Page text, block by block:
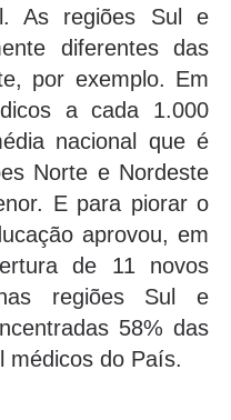
As regiões Sul e
diferentes das
por exemplo. Em
a cada 1.000
nacional que é
Norte e Nordeste
E para piorar o
aprovou, em
de 11 novos
regiões Sul e
58% das
médicos do País.